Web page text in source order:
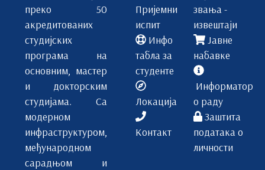
преко 50
акредитованих
студијских
програма на
основним, мастер
и докторским
студијама. Са
модерном
инфраструктуром,
међународном
сарадњом и
Пријемни
испит
Инфо
табла за
студенте
Локација
Контакт
звања -
извештаји
Јавне
набавке
Информатор
о раду
Заштита
података о
личности